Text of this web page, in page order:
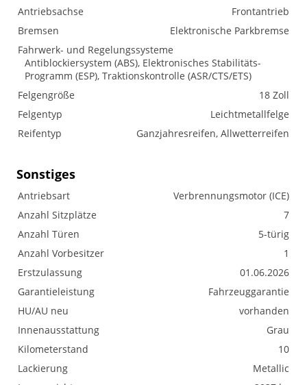
Antriebsachse
Frontantrieb
Bremsen
Elektronische Parkbremse
Fahrwerk- und Regelungssysteme
Antiblockiersystem (ABS), Elektronisches Stabilitäts-
Programm (ESP), Traktionskontrolle (ASR/CTS/ETS)
Felgengröße
18 Zoll
Felgentyp
Leichtmetallfelge
Reifentyp
Ganzjahresreifen, Allwetterreifen
Sonstiges
Antriebsart
Verbrennungsmotor (ICE)
Anzahl Sitzplätze
7
Anzahl Türen
5-türig
Anzahl Vorbesitzer
1
Erstzulassung
01.06.2026
Garantieleistung
Fahrzeuggarantie
HU/AU neu
vorhanden
Innenausstattung
Grau
Kilometerstand
10
Lackierung
Metallic